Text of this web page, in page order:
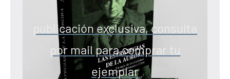
publicación exclusiva, consulta
por mail para comprar tu
ejemplar